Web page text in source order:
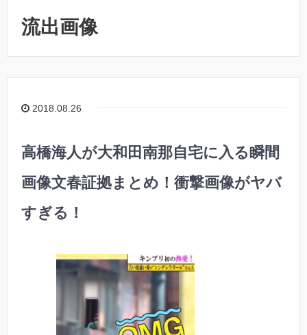
流出画像
2018.08.26
高橋海人が大和田南那自宅に入る瞬間
画像文春証拠まとめ！衝撃画像がヤバ
すぎる！